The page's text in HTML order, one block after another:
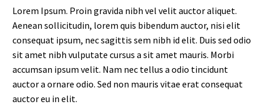
Lorem Ipsum. Proin gravida nibh vel velit auctor aliquet.
Aenean sollicitudin, lorem quis bibendum auctor, nisi elit
consequat ipsum, nec sagittis sem nibh id elit. Duis sed odio
sit amet nibh vulputate cursus a sit amet mauris. Morbi
accumsan ipsum velit. Nam nec tellus a odio tincidunt
auctor a ornare odio. Sed non mauris vitae erat consequat
auctor eu in elit.